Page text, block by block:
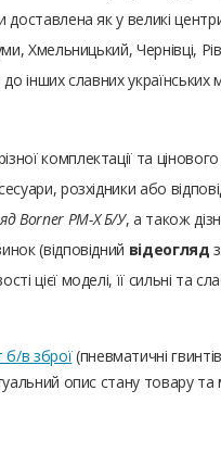
​​як у великі
Хмельницький, Чернівці,
інших славних
комплектації та
розхідники або
Borner PM-X Б/У, а також
(відповідний відеогляд
цієї моделі, її сильні та
б/в зброї(пневматичні
опис стану товару